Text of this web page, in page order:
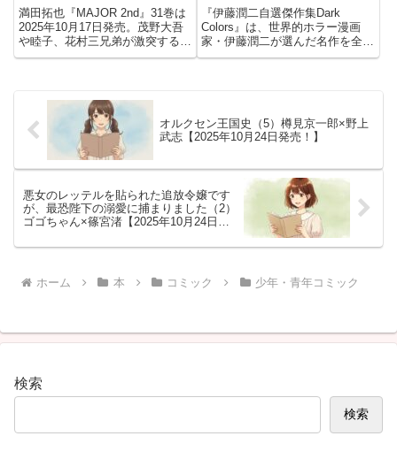
決勝戦に期待！
満田拓也『MAJOR 2nd』31巻は
2025年10月17日発売。茂野大吾
や睦子、花村三兄弟が激突する地
区予選決勝と“魔球”の行方、予約
とめ
『伊藤潤二自選傑作集Dark
Colors』は、世界的ホラー漫画
家・伊藤潤二が選んだ名作を全ペ
ージカラーで収録した豪華版。美
オルクセン王国史（5）樽見京一郎×野上
武志【2025年10月24日発売！】
悪女のレッテルを貼られた追放令嬢です
が、最恐陛下の溺愛に捕まりました（2）
ゴゴちゃん×篠宮渚【2025年10月24日頃
ホーム 本 コミック 少年・青年コミック
検索
検索